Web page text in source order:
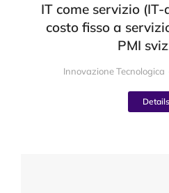
IT come servizio
costo fisso a
PMI
Innovazione Tecnologica
Details